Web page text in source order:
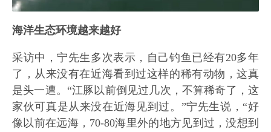
海洋生态环境越来越好
采访中，宁先生多次表示，自己钓鱼已经有20多年
了，从来没有在近海看到过这样的稀有动物，这真
是头一遭。“江豚以前倒见过几次，不算稀奇了，这
家伙可真是从来没在近海见到过。”宁先生说，“好
像以前在远海，70-80海里外的地方见到过，没想到